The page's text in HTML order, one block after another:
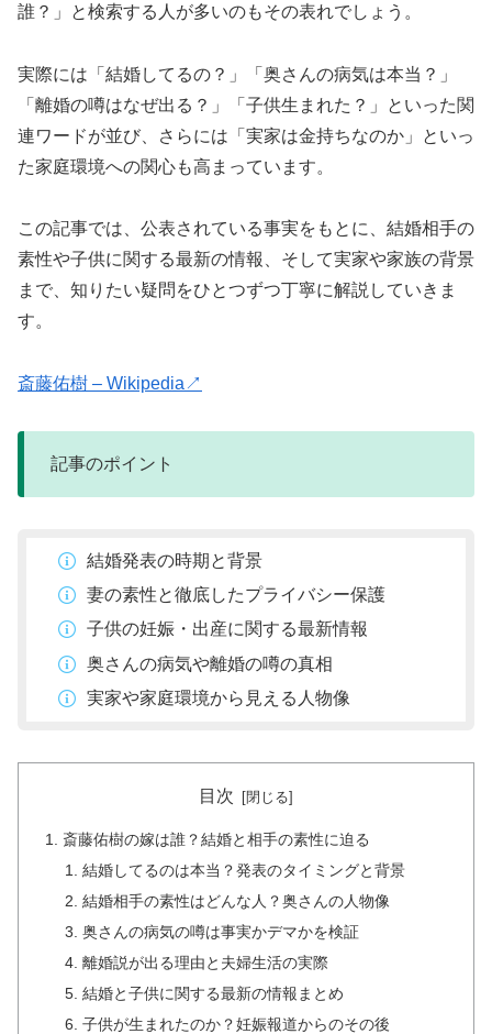
誰？」と検索する人が多いのもその表れでしょう。
実際には「結婚してるの？」「奥さんの病気は本当？」
「離婚の噂はなぜ出る？」「子供生まれた？」といった関
連ワードが並び、さらには「実家は金持ちなのか」といっ
た家庭環境への関心も高まっています。
この記事では、公表されている事実をもとに、結婚相手の
素性や子供に関する最新の情報、そして実家や家族の背景
まで、知りたい疑問をひとつずつ丁寧に解説していきま
す。
斎藤佑樹 – Wikipedia↗
記事のポイント
結婚発表の時期と背景
妻の素性と徹底したプライバシー保護
子供の妊娠・出産に関する最新情報
奥さんの病気や離婚の噂の真相
実家や家庭環境から見える人物像
目次
斎藤佑樹の嫁は誰？結婚と相手の素性に迫る
結婚してるのは本当？発表のタイミングと背景
結婚相手の素性はどんな人？奥さんの人物像
奥さんの病気の噂は事実かデマかを検証
離婚説が出る理由と夫婦生活の実際
結婚と子供に関する最新の情報まとめ
子供が生まれたのか？妊娠報道からのその後